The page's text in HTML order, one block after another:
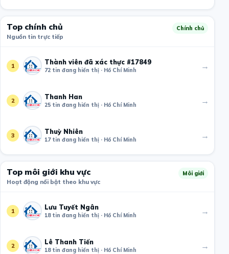
Top chính chủ
Nguồn tin trực tiếp
Chính chủ
1 Thành viên đã xác thực #17849
72 tin đang hiển thị · Hồ Chí Minh →
2 Thanh Han
25 tin đang hiển thị · Hồ Chí Minh →
3 Thuỳ Nhiên
17 tin đang hiển thị · Hồ Chí Minh →
Top môi giới khu vực
Hoạt động nổi bật theo khu vực
Môi giới
1 Lưu Tuyết Ngân
18 tin đang hiển thị · Hồ Chí Minh →
2 Lê Thanh Tiến
18 tin đang hiển thị · Hồ Chí Minh →